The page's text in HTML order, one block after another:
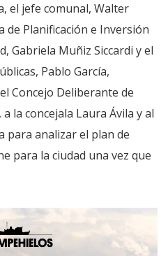
el jefe comunal, Walter
Planificación e Inversión
Gabriela Muñiz Siccardi y el
Pablo García,
Concejo Deliberante de
la concejala Laura Ávila y al
para analizar el plan de
para la ciudad una vez que